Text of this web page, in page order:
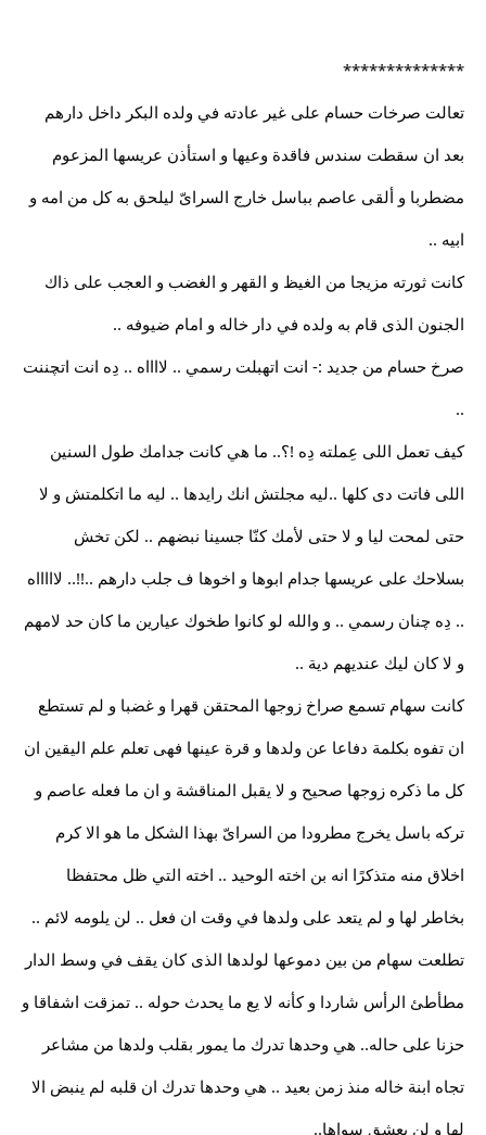
**************
تعالت صرخات حسام على غير عادته في ولده البكر داخل دارهم
بعد ان سقطت سندس فاقدة وعيها و استأذن عريسها المزعوم
مضطربا و ألقى عاصم بباسل خارج السراىّ ليلحق به كل من امه و
ابيه ..
كانت ثورته مزيجا من الغيظ و القهر و الغضب و العجب على ذاك
الجنون الذى قام به ولده في دار خاله و امام ضيوفه ..
صرخ حسام من جديد :- انت اتهبلت رسمي .. لااااه .. دِه انت اتچننت
..
كيف تعمل اللى عِملته دِه !؟.. ما هي كانت جدامك طول السنين
اللى فاتت دى كلها ..ليه مجلتش انك رايدها .. ليه ما اتكلمتش و لا
حتى لمحت ليا و لا حتى لأمك كنّا جسينا نبضهم .. لكن تخش
بسلاحك على عريسها جدام ابوها و اخوها ف جلب دارهم ..!!.. لاااااه
.. دِه چنان رسمي .. و والله لو كانوا طخوك عيارين ما كان حد لامهم
و لا كان ليك عنديهم دية ..
كانت سهام تسمع صراخ زوجها المحتقن قهرا و غضبا و لم تستطع
ان تفوه بكلمة دفاعا عن ولدها و قرة عينها فهى تعلم علم اليقين ان
كل ما ذكره زوجها صحيح و لا يقبل المناقشة و ان ما فعله عاصم و
تركه باسل يخرج مطرودا من السراىّ بهذا الشكل ما هو الا كرم
اخلاق منه متذكرًا انه بن اخته الوحيد .. اخته التي ظل محتفظا
بخاطر لها و لم يتعد على ولدها في وقت ان فعل .. لن يلومه لائم ..
تطلعت سهام من بين دموعها لولدها الذى كان يقف في وسط الدار
مطأطئ الرأس شاردا و كأنه لا يع ما يحدث حوله .. تمزقت اشفاقا و
حزنا على حاله.. هي وحدها تدرك ما يمور بقلب ولدها من مشاعر
تجاه ابنة خاله منذ زمن بعيد .. هي وحدها تدرك ان قلبه لم ينبض الا
لها و لن يعشق سواها..